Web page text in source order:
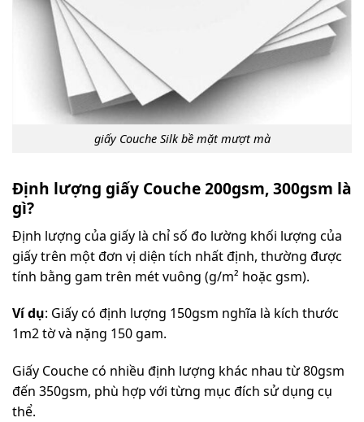
giấy Couche Silk bề mặt mượt mà
Định lượng giấy Couche 200gsm, 300gsm là
gì?
Định lượng của giấy là chỉ số đo lường khối lượng của
giấy trên một đơn vị diện tích nhất định, thường được
tính bằng gam trên mét vuông (g/m² hoặc gsm).
Ví dụ: Giấy có định lượng 150gsm nghĩa là kích thước
1m2 tờ và nặng 150 gam.
Giấy Couche có nhiều định lượng khác nhau từ 80gsm
đến 350gsm, phù hợp với từng mục đích sử dụng cụ
thể.